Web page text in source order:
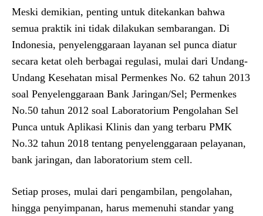
Meski demikian, penting untuk ditekankan bahwa
semua praktik ini tidak dilakukan sembarangan. Di
Indonesia, penyelenggaraan layanan sel punca diatur
secara ketat oleh berbagai regulasi, mulai dari Undang-
Undang Kesehatan misal Permenkes No. 62 tahun 2013
soal Penyelenggaraan Bank Jaringan/Sel; Permenkes
No.50 tahun 2012 soal Laboratorium Pengolahan Sel
Punca untuk Aplikasi Klinis dan yang terbaru PMK
No.32 tahun 2018 tentang penyelenggaraan pelayanan,
bank jaringan, dan laboratorium stem cell.
Setiap proses, mulai dari pengambilan, pengolahan,
hingga penyimpanan, harus memenuhi standar yang